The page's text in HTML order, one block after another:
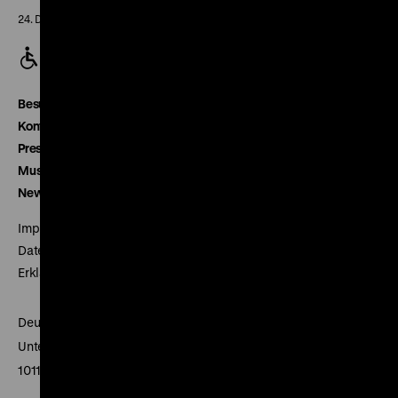
24. Dezember geschlossen
Besucherservice
Kontakt
Presse
Museumsverein
Newsletter
Impressum
Datenschutz
Erklärung digitale Barrierefreiheit
Deutsches Historisches Museum
Unter den Linden 2
10117 Berlin